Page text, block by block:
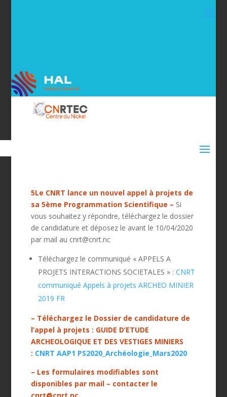
5Le CNRT lance un nouvel appel à projets de
sa 5ème Programmation Scientifique – Si
vous souhaitez y répondre, téléchargez le dossier
de candidature et déposez le avant le 10/04/2020
par mail au cnrt@cnrt.nc
Téléchargez le communiqué « APPELS A
PROJETS INTERACTIONS SOCIETALES » : CNRT
communiqué Appels à projets ARCHEO MINIER
2019 FR
– Téléchargez le Dossier de candidature de
l’appel à projets : GUIDE D’ETUDE
ARCHEOLOGIQUE ET DES VESTIGES MINIERS
: CNRT AAP1 PS2020_Archéologie_Mars2020
– Les formulaires modifiables sont
disponibles par mail – contacter le
cnrt@cnrt.nc